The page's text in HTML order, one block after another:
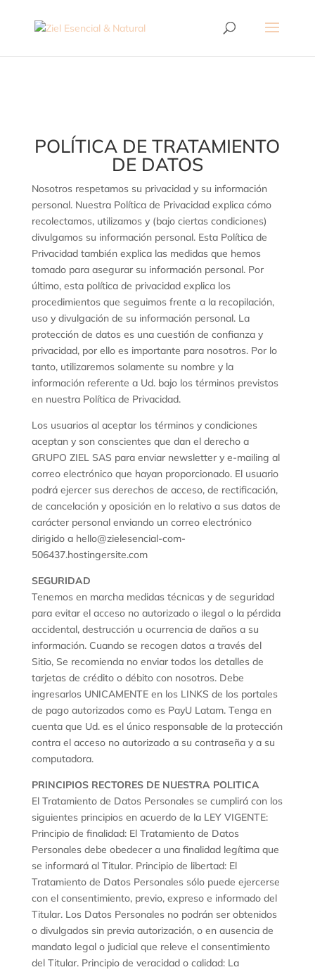
POLÍTICA DE TRATAMIENTO
DE DATOS
Nosotros respetamos su privacidad y su información
personal. Nuestra Política de Privacidad explica cómo
recolectamos, utilizamos y (bajo ciertas condiciones)
divulgamos su información personal. Esta Política de
Privacidad también explica las medidas que hemos
tomado para asegurar su información personal. Por
último, esta política de privacidad explica los
procedimientos que seguimos frente a la recopilación,
uso y divulgación de su información personal. La
protección de datos es una cuestión de confianza y
privacidad, por ello es importante para nosotros. Por lo
tanto, utilizaremos solamente su nombre y la
información referente a Ud. bajo los términos previstos
en nuestra Política de Privacidad.
Los usuarios al aceptar los términos y condiciones
aceptan y son conscientes que dan el derecho a
GRUPO ZIEL SAS para enviar newsletter y e-mailing al
correo electrónico que hayan proporcionado. El usuario
podrá ejercer sus derechos de acceso, de rectificación,
de cancelación y oposición en lo relativo a sus datos de
carácter personal enviando un correo electrónico
dirigido a hello@zielesencial-com-
506437.hostingersite.com
SEGURIDAD
Tenemos en marcha medidas técnicas y de seguridad
para evitar el acceso no autorizado o ilegal o la pérdida
accidental, destrucción u ocurrencia de daños a su
información. Cuando se recogen datos a través del
Sitio, Se recomienda no enviar todos los detalles de
tarjetas de crédito o débito con nosotros. Debe
ingresarlos UNICAMENTE en los LINKS de los portales
de pago autorizados como es PayU Latam. Tenga en
cuenta que Ud. es el único responsable de la protección
contra el acceso no autorizado a su contraseña y a su
computadora.
PRINCIPIOS RECTORES DE NUESTRA POLITICA
El Tratamiento de Datos Personales se cumplirá con los
siguientes principios en acuerdo de la LEY VIGENTE:
Principio de finalidad: El Tratamiento de Datos
Personales debe obedecer a una finalidad legítima que
se informará al Titular. Principio de libertad: El
Tratamiento de Datos Personales sólo puede ejercerse
con el consentimiento, previo, expreso e informado del
Titular. Los Datos Personales no podrán ser obtenidos
o divulgados sin previa autorización, o en ausencia de
mandato legal o judicial que releve el consentimiento
del Titular. Principio de veracidad o calidad: La